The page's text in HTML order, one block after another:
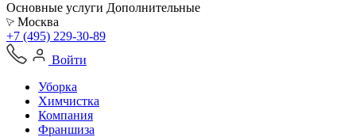
Основные услуги Дополнительные
Москва
+7 (495) 229-30-89
Войти
Уборка
Химчистка
Компания
Франшиза